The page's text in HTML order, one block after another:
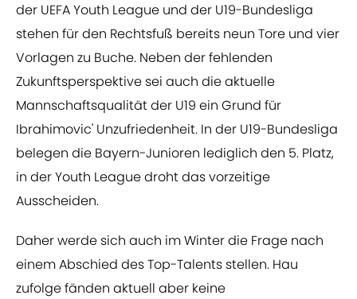
der UEFA Youth League und der U19-Bundesliga
stehen für den Rechtsfuß bereits neun Tore und vier
Vorlagen zu Buche. Neben der fehlenden
Zukunftsperspektive sei auch die aktuelle
Mannschaftsqualität der U19 ein Grund für
Ibrahimovic' Unzufriedenheit. In der U19-Bundesliga
belegen die Bayern-Junioren lediglich den 5. Platz,
in der Youth League droht das vorzeitige
Ausscheiden.
Daher werde sich auch im Winter die Frage nach
einem Abschied des Top-Talents stellen. Hau
zufolge fänden aktuell aber keine